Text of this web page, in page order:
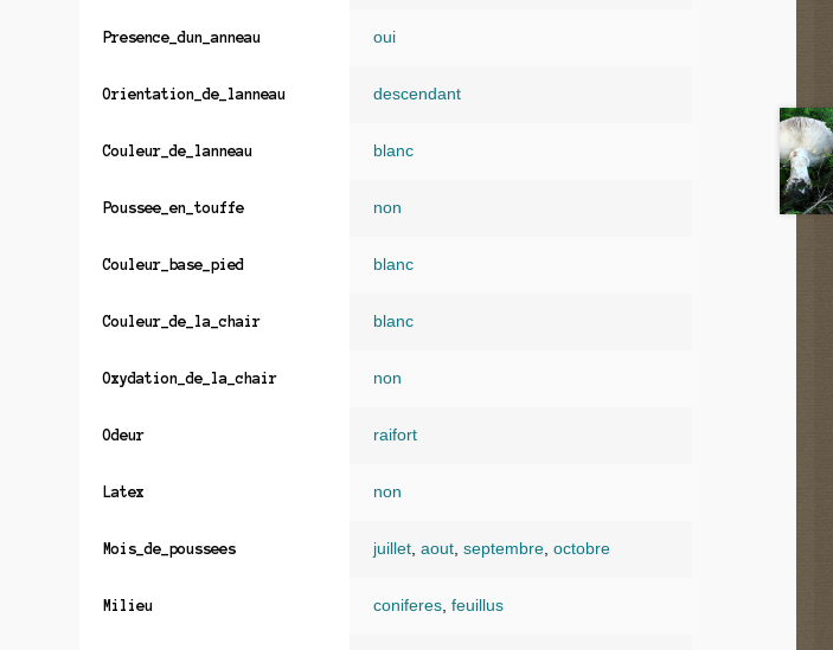
Presence_dun_anneau oui
Orientation_de_lanneau descendant
Couleur_de_lanneau blanc
Poussee_en_touffe non
Couleur_base_pied blanc
Couleur_de_la_chair blanc
Oxydation_de_la_chair non
Odeur raifort
Latex non
Mois_de_poussees juillet, aout, septembre, octobre
Milieu coniferes, feuillus